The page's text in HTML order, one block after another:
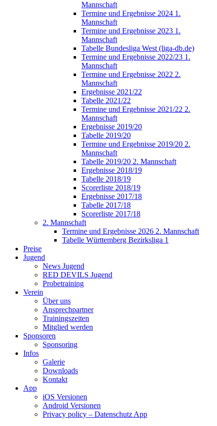
Mannschaft
Termine und Ergebnisse 2024 1.
Mannschaft
Termine und Ergebnisse 2023 1.
Mannschaft
Tabelle Bundesliga West (liga-db.de)
Termine und Ergebnisse 2022/23 1.
Mannschaft
Termine und Ergebnisse 2022 2.
Mannschaft
Ergebnisse 2021/22
Tabelle 2021/22
Termine und Ergebnisse 2021/22 2.
Mannschaft
Ergebnisse 2019/20
Tabelle 2019/20
Termine und Ergebnisse 2019/20 2.
Mannschaft
Tabelle 2019/20 2. Mannschaft
Ergebnisse 2018/19
Tabelle 2018/19
Scorerliste 2018/19
Ergebnisse 2017/18
Tabelle 2017/18
Scorerliste 2017/18
2. Mannschaft
Termine und Ergebnisse 2026 2. Mannschaft
Tabelle Württemberg Bezirksliga 1
Preise
Jugend
News Jugend
RED DEVILS Jugend
Probetraining
Verein
Über uns
Ansprechpartner
Trainingszeiten
Mitglied werden
Sponsoren
Sponsoring
Infos
Galerie
Downloads
Kontakt
App
iOS Versionen
Android Versionen
Privacy policy – Datenschutz App